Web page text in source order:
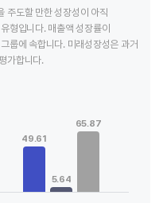
주도할 만한 성장성이 아직
형입니다. 매출액 성장률이
룹에 속합니다. 미래성장성은 과거
가합니다.
values. Data ranges from
chart has 1 X axis
chart has 1 Y axis
49.61
5.64
65.87